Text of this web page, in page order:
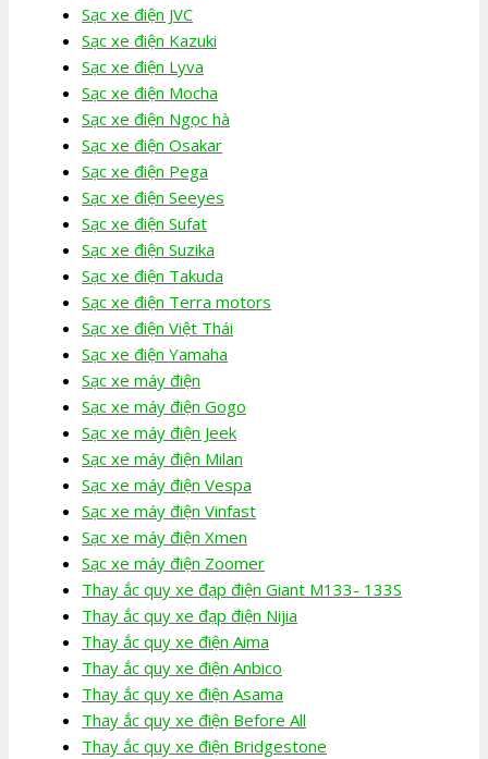
Sạc xe điện JVC
Sạc xe điện Kazuki
Sạc xe điện Lyva
Sạc xe điện Mocha
Sạc xe điện Ngọc hà
Sạc xe điện Osakar
Sạc xe điện Pega
Sạc xe điện Seeyes
Sạc xe điện Sufat
Sạc xe điện Suzika
Sạc xe điện Takuda
Sạc xe điện Terra motors
Sạc xe điện Việt Thái
Sạc xe điện Yamaha
Sạc xe máy điện
Sạc xe máy điện Gogo
Sạc xe máy điện Jeek
Sạc xe máy điện Milan
Sạc xe máy điện Vespa
Sạc xe máy điện Vinfast
Sạc xe máy điện Xmen
Sạc xe máy điện Zoomer
Thay ắc quy xe đạp điện Giant M133- 133S
Thay ắc quy xe đạp điện Nijia
Thay ắc quy xe điện Aima
Thay ắc quy xe điện Anbico
Thay ắc quy xe điện Asama
Thay ắc quy xe điện Before All
Thay ắc quy xe điện Bridgestone